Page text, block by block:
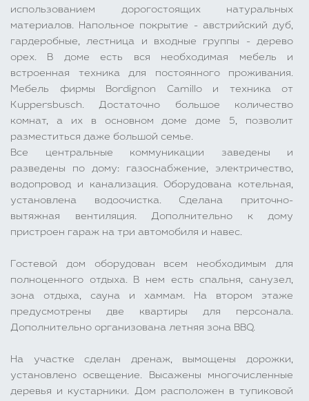
использованием дорогостоящих натуральных
материалов. Напольное покрытие - австрийский дуб,
гардеробные, лестница и входные группы - дерево
орех. В доме есть вся необходимая мебель и
встроенная техника для постоянного проживания.
Мебель фирмы Bordignon Camillo и техника от
Kuppersbusch. Достаточно большое количество
комнат, а их в основном доме доме 5, позволит
разместиться даже большой семье.
Все центральные коммуникации заведены и
разведены по дому: газоснабжение, электричество,
водопровод и канализация. Оборудована котельная,
установлена водоочистка. Сделана приточно-
вытяжная вентиляция. Дополнительно к дому
пристроен гараж на три автомобиля и навес.
Гостевой дом оборудован всем необходимым для
полноценного отдыха. В нем есть спальня, санузел,
зона отдыха, сауна и хаммам. На втором этаже
предусмотрены две квартиры для персонала.
Дополнительно организована летняя зона BBQ.
На участке сделан дренаж, вымощены дорожки,
установлено освещение. Высажены многочисленные
деревья и кустарники. Дом расположен в тупиковой